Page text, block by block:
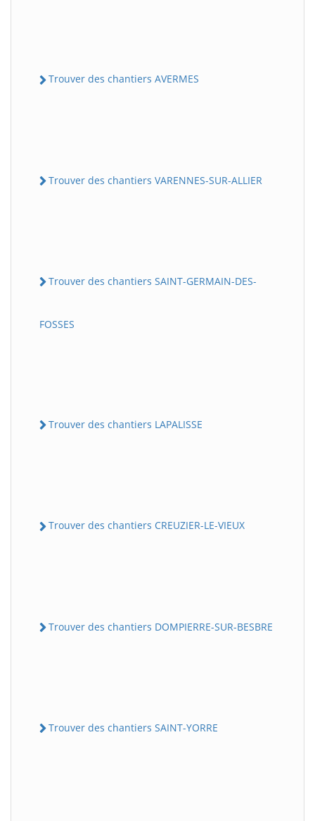
Trouver des chantiers AVERMES
Trouver des chantiers VARENNES-SUR-ALLIER
Trouver des chantiers SAINT-GERMAIN-DES-
FOSSES
Trouver des chantiers LAPALISSE
Trouver des chantiers CREUZIER-LE-VIEUX
Trouver des chantiers DOMPIERRE-SUR-BESBRE
Trouver des chantiers SAINT-YORRE